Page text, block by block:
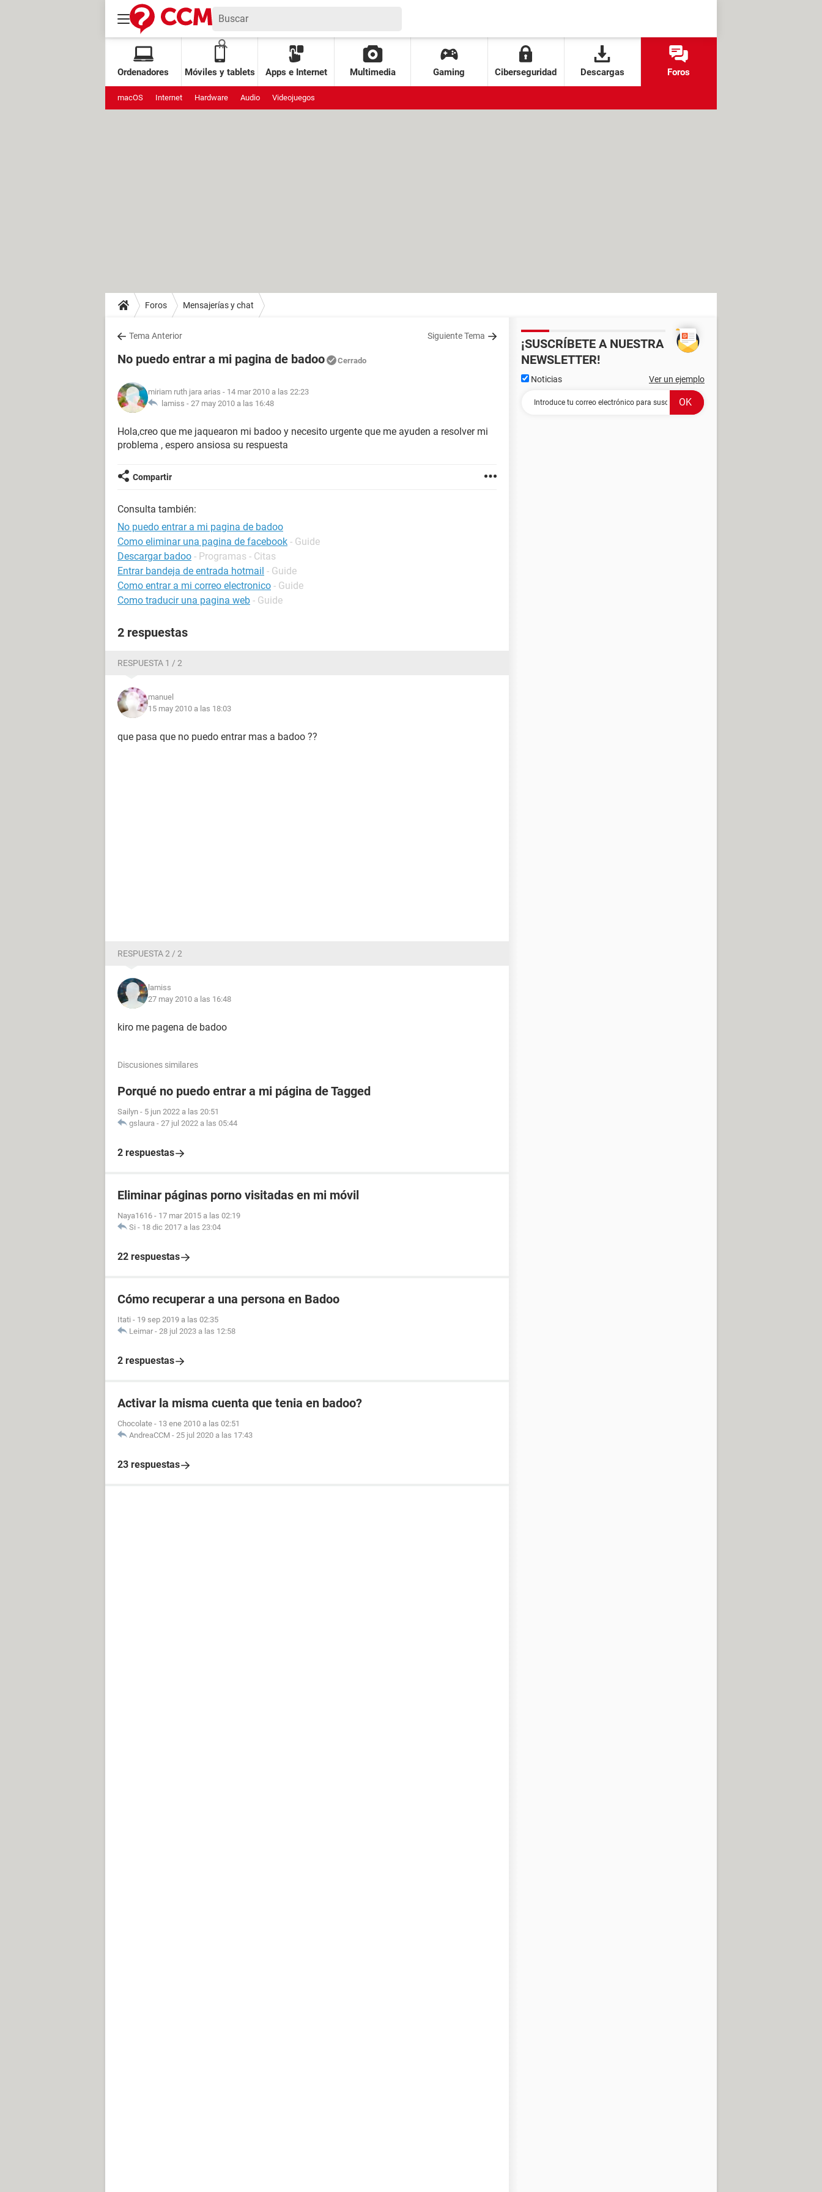
Ordenadores Móviles y tablets Apps e Internet Multimedia Gaming Ciberseguridad Descargas Foros
macOS Internet Hardware Audio Videojuegos
Foros Mensajerías y chat
Tema Anterior Siguiente Tema
No puedo entrar a mi pagina de badoo Cerrado
miriam ruth jara arias - 14 mar 2010 a las 22:23
lamiss - 27 may 2010 a las 16:48
Hola,creo que me jaquearon mi badoo y necesito urgente que me ayuden a resolver mi
problema , espero ansiosa su respuesta
Compartir
Consulta también:
No puedo entrar a mi pagina de badoo
Como eliminar una pagina de facebook - Guide
Descargar badoo - Programas - Citas
Entrar bandeja de entrada hotmail - Guide
Como entrar a mi correo electronico - Guide
Como traducir una pagina web - Guide
2 respuestas
RESPUESTA 1 / 2
manuel
15 may 2010 a las 18:03
que pasa que no puedo entrar mas a badoo ??
RESPUESTA 2 / 2
lamiss
27 may 2010 a las 16:48
kiro me pagena de badoo
Discusiones similares
Porqué no puedo entrar a mi página de Tagged
Sailyn - 5 jun 2022 a las 20:51
gslaura - 27 jul 2022 a las 05:44
2 respuestas
Eliminar páginas porno visitadas en mi móvil
Naya1616 - 17 mar 2015 a las 02:19
Si - 18 dic 2017 a las 23:04
22 respuestas
Cómo recuperar a una persona en Badoo
Itati - 19 sep 2019 a las 02:35
Leimar - 28 jul 2023 a las 12:58
2 respuestas
Activar la misma cuenta que tenia en badoo?
Chocolate - 13 ene 2010 a las 02:51
AndreaCCM - 25 jul 2020 a las 17:43
23 respuestas
¡SUSCRÍBETE A NUESTRA
NEWSLETTER!
Noticias Ver un ejemplo